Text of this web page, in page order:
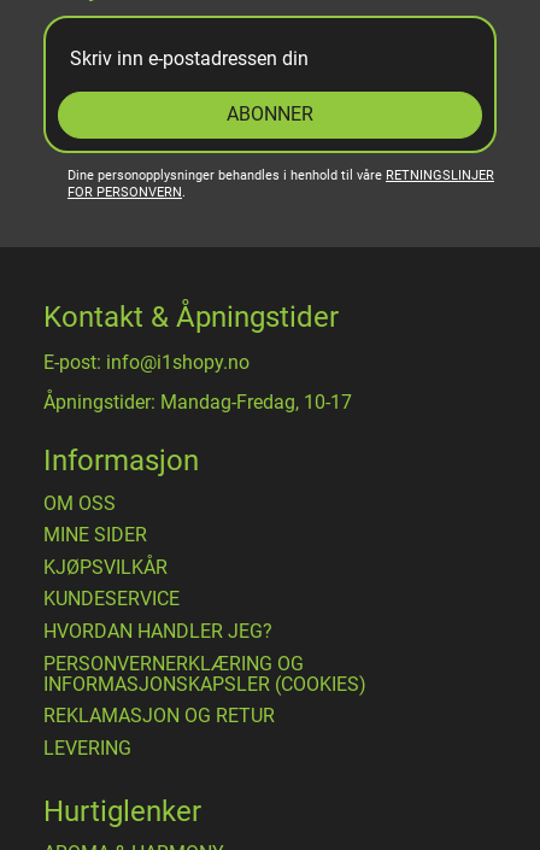
ABONNER
Dine personopplysninger behandles i henhold til våre RETNINGSLINJER
FOR PERSONVERN.
Kontakt & Åpningstider
E-post: info@i1shopy.no
Åpningstider: Mandag-Fredag, 10-17
Informasjon
OM OSS
MINE SIDER
​KJØPSVILKÅR
KUNDESERVICE
HVORDAN HANDLER JEG?
PERSONVERNERKLÆRING OG
INFORMASJONSKAPSLER (COOKIES)
REKLAMASJON OG RETUR
LEVERING
Hurtiglenker